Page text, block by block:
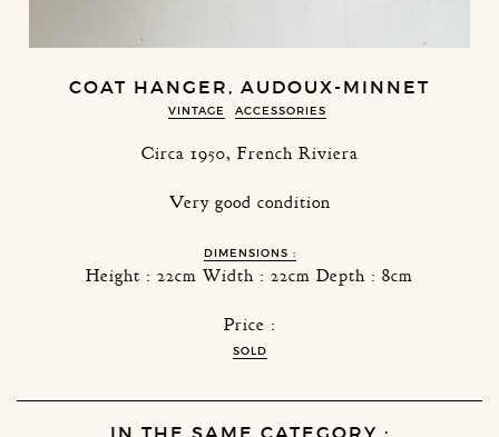
COAT HANGER, AUDOUX-MINNET
VINTAGE ACCESSORIES
Circa 1950, French Riviera
Very good condition
DIMENSIONS :
Height : 22cm Width : 22cm Depth : 8cm
Price :
SOLD
IN THE SAME CATEGORY :